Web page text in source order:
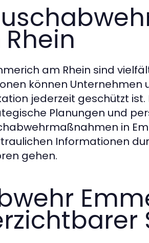
am Rhein sind
können Unternehmen
jederzeit geschützt
Planungen und
in
Informationen
gehen.